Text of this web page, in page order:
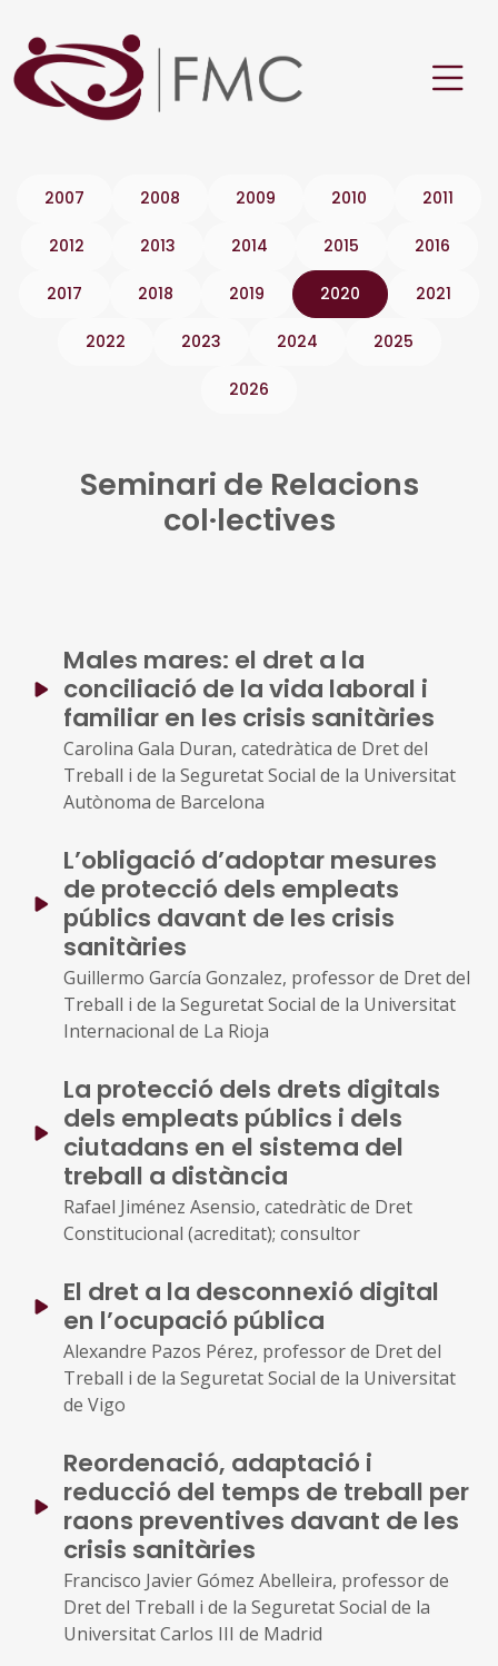
2007 2008 2009 2010 2011
2012 2013 2014 2015 2016
2017 2018 2019 2020 2021
2022 2023 2024 2025
2026
Seminari de Relacions
col·lectives
Males mares: el dret a la
conciliació de la vida laboral i
familiar en les crisis sanitàries
Carolina Gala Duran, catedràtica de Dret del
Treball i de la Seguretat Social de la Universitat
Autònoma de Barcelona
L’obligació d’adoptar mesures
de protecció dels empleats
públics davant de les crisis
sanitàries
Guillermo García Gonzalez, professor de Dret del
Treball i de la Seguretat Social de la Universitat
Internacional de La Rioja
La protecció dels drets digitals
dels empleats públics i dels
ciutadans en el sistema del
treball a distància
Rafael Jiménez Asensio, catedràtic de Dret
Constitucional (acreditat); consultor
El dret a la desconnexió digital
en l’ocupació pública
Alexandre Pazos Pérez, professor de Dret del
Treball i de la Seguretat Social de la Universitat
de Vigo
Reordenació, adaptació i
reducció del temps de treball per
raons preventives davant de les
crisis sanitàries
Francisco Javier Gómez Abelleira, professor de
Dret del Treball i de la Seguretat Social de la
Universitat Carlos III de Madrid